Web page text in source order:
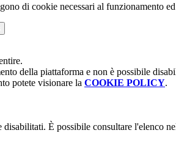
di cookie necessari al funzionamento
della piattaforma e non è possibile
potete visionare la COOKIE POLICY.
È possibile consultare l'elenco